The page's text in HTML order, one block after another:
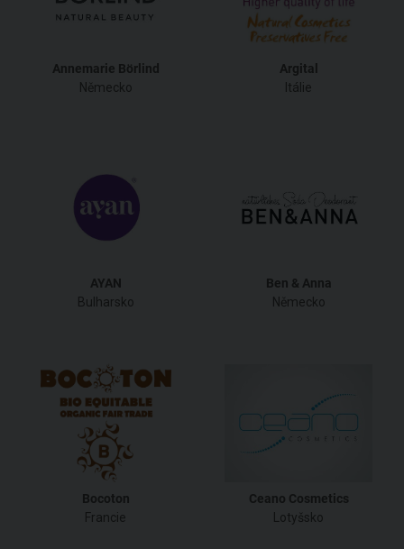
Annemarie Börlind
Německo
Argital
Itálie
AYAN
Bulharsko
Ben & Anna
Německo
Bocoton
Francie
Ceano Cosmetics
Lotyšsko